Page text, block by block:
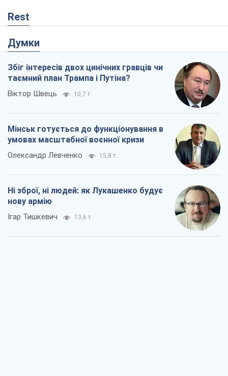
Rest
Думки
Збіг інтересів двох цинічних гравців чи
таємний план Трампа і Путіна?
Віктор Швець 10,7 т.
Мінськ готується до функціонування в
умовах масштабної воєнної кризи
Олександр Левченко 15,8 т.
Ні зброї, ні людей: як Лукашенко будує
нову армію
Ігар Тишкевич 13,6 т.